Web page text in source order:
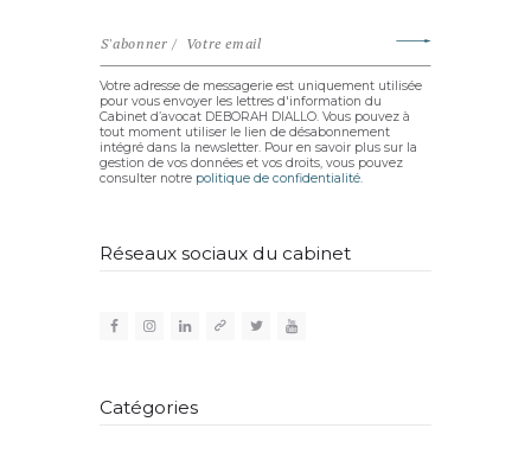
Votre adresse de messagerie est uniquement utilisée
pour vous envoyer les lettres d'information du
Cabinet d’avocat DEBORAH DIALLO. Vous pouvez à
tout moment utiliser le lien de désabonnement
intégré dans la newsletter. Pour en savoir plus sur la
gestion de vos données et vos droits, vous pouvez
consulter notre politique de confidentialité.
Réseaux sociaux du cabinet
Catégories